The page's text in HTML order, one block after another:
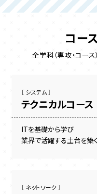
コー
全学科（専攻・コー
［ システム ］
テクニカルコース
ITを基礎から学び
業界で活躍する土台を築く
［ ネットワーク ］